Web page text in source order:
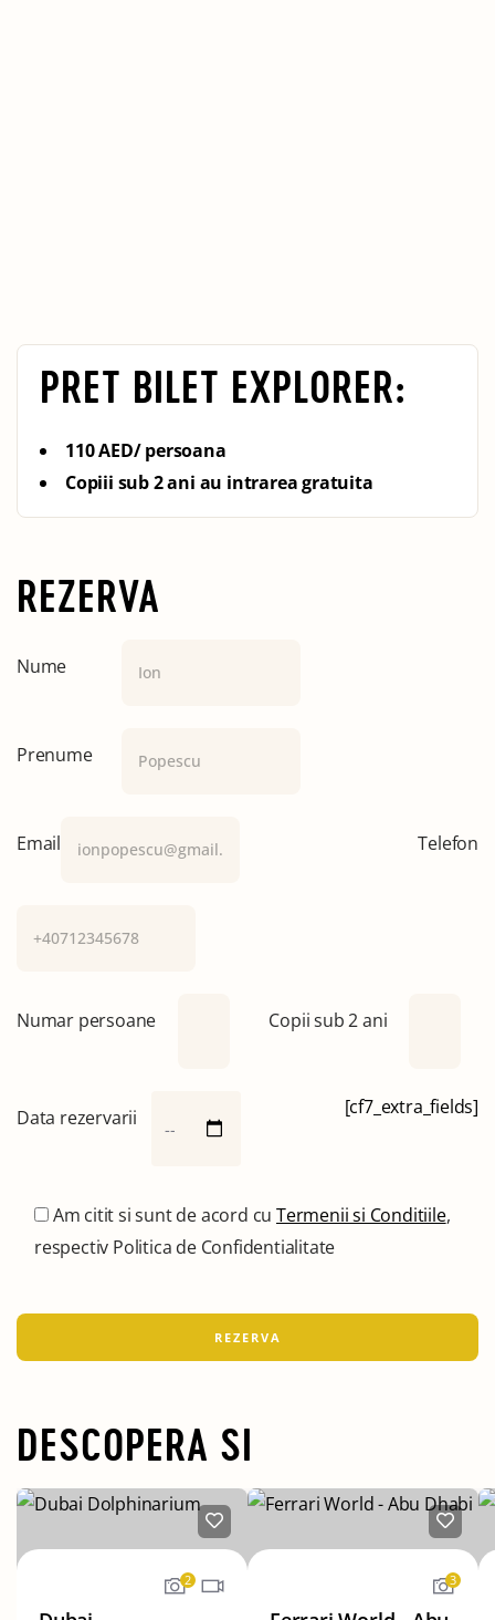
PRET BILET EXPLORER:
110 AED/ persoana
Copiii sub 2 ani au intrarea gratuita
REZERVA
Nume
Prenume
Email Telefon
Numar persoane Copii sub 2 ani
Data rezervarii [cf7_extra_fields]
Am citit si sunt de acord cuTermenii si Conditiile,
respectiv Politica de Confidentialitate
DESCOPERA SI
2 3